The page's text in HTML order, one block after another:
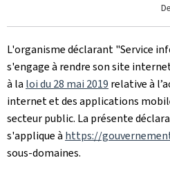
L'organisme déclarant"Service
s'engage à rendre son site
à la loi du 28 mai 2019 relative à
internet et des applications
secteur public. La présente
s'applique à https://
sous-domaines.